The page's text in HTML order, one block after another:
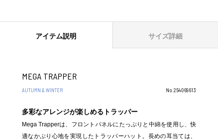
アイテム説明 サイズ詳細
MEGA TRAPPER
AUTUMN & WINTER No.254069613
多彩なアレンジが楽しめるトラッパー
Mega Trapperは、フロントパネルにたっぷりと中綿を使用し、快
適なかぶり心地を実現したトラッパーハット。長めの耳当ては、